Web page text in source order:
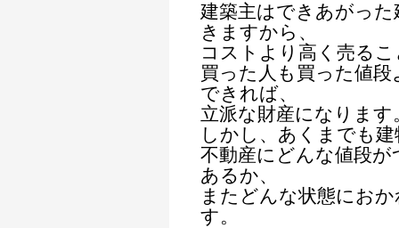
建築主はできあがっ
きますから、
コストより高く売る
買った人も買った値
できれば、
立派な財産になります
しかし、あくまでも
不動産にどんな値段
あるか、
またどんな状態にお
す。